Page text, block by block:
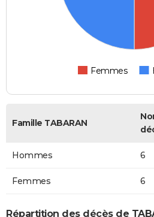
Femmes
Famille TABARAN
Hommes 6
Femmes 6
Répartition des décès de